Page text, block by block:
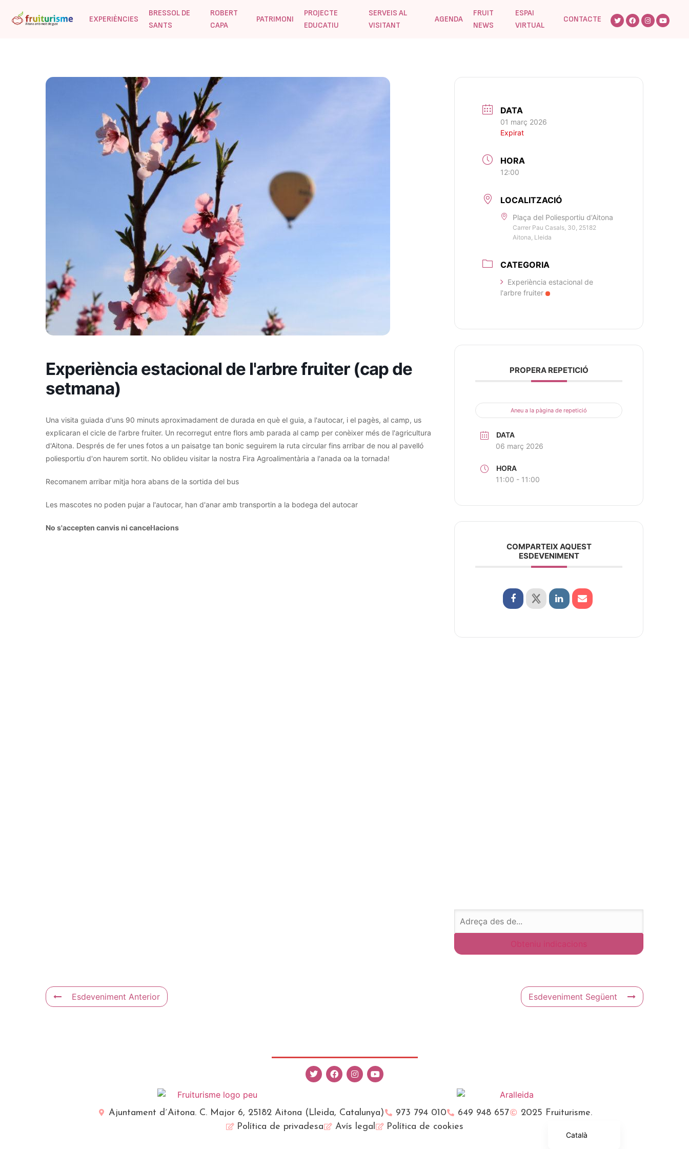
EXPERIÈNCIES
BRESSOL DE
SANTS
ROBERT
CAPA
PATRIMONI
PROJECTE
EDUCATIU
SERVEIS AL
VISITANT
AGENDA
FRUIT
NEWS
ESPAI
VIRTUAL
CONTACTE
Experiència estacional de l'arbre fruiter (cap de
setmana)
Una visita guiada d'uns 90 minuts aproximadament de durada en què el guia, a l'autocar, i el pagès, al camp, us
explicaran el cicle de l'arbre fruiter. Un recorregut entre flors amb parada al camp per conèixer més de l'agricultura
d'Aitona. Després de fer unes fotos a un paisatge tan bonic seguirem la ruta circular fins arribar de nou al pavelló
poliesportiu d'on haurem sortit. No oblideu visitar la nostra Fira Agroalimentària a l'anada oa la tornada!
Recomanem arribar mitja hora abans de la sortida del bus
Les mascotes no poden pujar a l'autocar, han d'anar amb transportin a la bodega del autocar
No s'accepten canvis ni cancel·lacions
DATA
01 març 2026
Expirat
HORA
12:00
LOCALITZACIÓ
Plaça del Poliesportiu d'Aitona
Carrer Pau Casals, 30, 25182
Aitona, Lleida
CATEGORIA
Experiència estacional de
l'arbre fruiter
PROPERA REPETICIÓ
Aneu a la pàgina de repetició
DATA
06 març 2026
HORA
11:00 - 11:00
COMPARTEIX AQUEST
ESDEVENIMENT
Esdeveniment Anterior Esdeveniment Següent
Ajuntament d´Aitona. C. Major 6, 25182 Aitona (Lleida, Catalunya) 973 794 010 649 948 657
2025 Fruiturisme.
Política de privadesa
Avís legal Política de cookies
Català
Español